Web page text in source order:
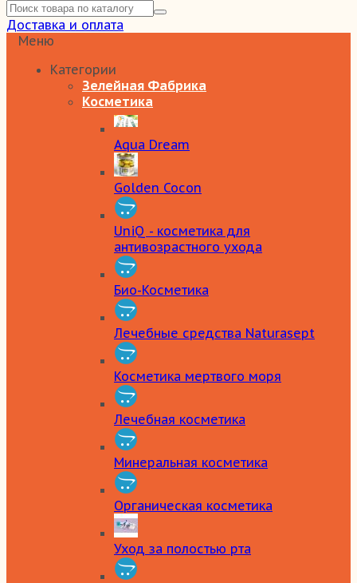
Доставка и оплата
Меню
Категории
Зелейная Фабрика
Косметика
Aqua Dream
Golden Cocon
UniQ - косметика для
антивозрастного ухода
Био-Косметика
Лечебные средства Naturasept
Косметика мертвого моря
Лечебная косметика
Минеральная косметика
Органическая косметика
Уход за полостью рта